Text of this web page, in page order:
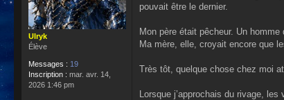
Ulryk
Élève
Messages : 19
Inscription : mar. avr. 14,
2026 1:46 pm
pouvait être le dernier.
Mon père était pêcheur. Un
Ma mère, elle, croyait encore que
Très tôt, quelque chose chez moi
Lorsque j’approchais du rivage, les